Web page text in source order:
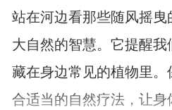
站在河边看那些随风摇曳
大自然的智慧。它提醒
藏在身边常见的植物里
合适当的自然疗法，让